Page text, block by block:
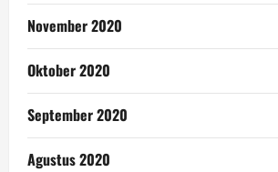
November 2020
Oktober 2020
September 2020
Agustus 2020